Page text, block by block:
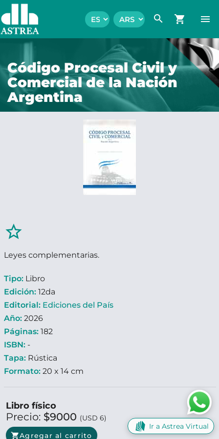
search shopping_cart menu
Código Procesal Civil y
Comercial de la Nación
Argentina
star_border
Leyes complementarias.
Tipo: Libro
Edición: 12da
Editorial: Ediciones del País
Año: 2026
Páginas: 182
ISBN: -
Tapa: Rústica
Formato: 20 x 14 cm
Libro físico
Precio: $9000 (USD 6)
shopping_cartAgregar al carrito
Ir a Astrea Virtual